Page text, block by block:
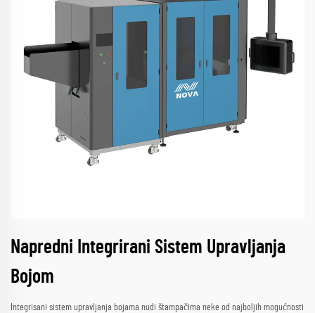
Napredni Integrirani Sistem Upravljanja
Bojom
Integrisani sistem upravljanja bojama nudi štampačima neke od najboljih mogućnosti